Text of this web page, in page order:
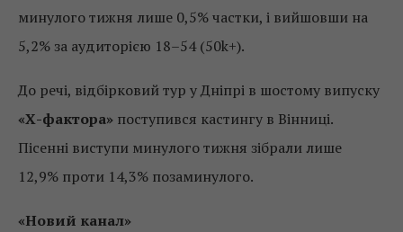
минулого тижня лише 0,5% частки, і вийшовши на
5,2% за аудиторією 18–54 (50k+).
До речі, відбірковий тур у Дніпрі в шостому випуску
«Х-фактора» поступився кастингу в Вінниці.
Пісенні виступи минулого тижня зібрали лише
12,9% проти 14,3% позаминулого.
«Новий канал»